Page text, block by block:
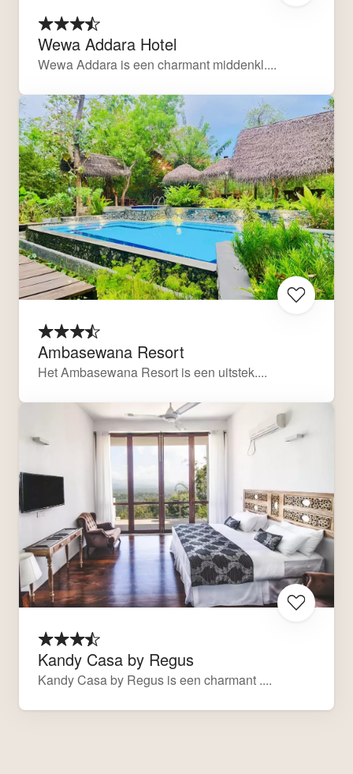
Wewa Addara Hotel
Wewa Addara is een charmant middenkl....
Ambasewana Resort
Het Ambasewana Resort is een uitstek....
Kandy Casa by Regus
Kandy Casa by Regus is een charmant ....